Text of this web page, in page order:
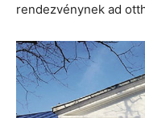
rendezvénynek ad